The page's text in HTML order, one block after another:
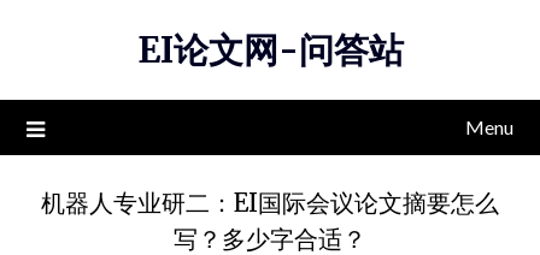
EI论文网-问答站
Menu
机器人专业研二：EI国际会议论文摘要怎么
写？多少字合适？